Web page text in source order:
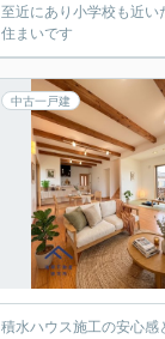
至近にあり小学校も近
住まいです
中古一戸建
積水ハウス施工の安心